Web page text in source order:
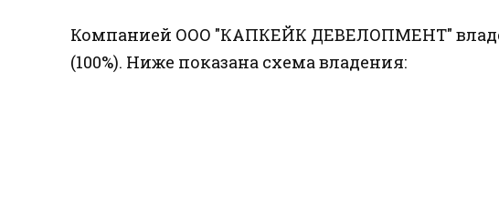
Компанией ООО "КАПКЕЙК ДЕВЕЛОПМЕНТ"
(100%). Ниже показана схема владения: